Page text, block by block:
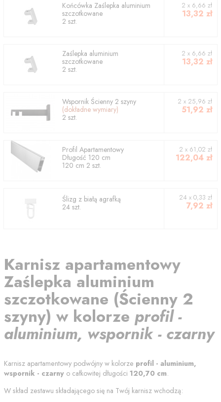
Końcówka Zaślepka aluminium
szczotkowane
2 szt.
2 x 6,66 zł
13,32 zł
Zaślepka aluminium
szczotkowane
2 szt.
2 x 6,66 zł
13,32 zł
Wspornik Ścienny 2 szyny
(dokładne wymiary)
2 szt.
2 x 25,96 zł
51,92 zł
Profil Apartamentowy
Długość 120 cm
120 cm 2 szt.
2 x 61,02 zł
122,04 zł
Ślizg z białą agrafką
24 szt.
24 x 0,33 zł
7,92 zł
Karnisz apartamentowy
Zaślepka aluminium
szczotkowane (Ścienny 2
szyny) w kolorze profil -
aluminium, wspornik - czarny
Karnisz apartamentowy podwójny w kolorze profil - aluminium,
wspornik - czarny o całkowitej długości 120,70 cm.
W skład zestawu składającego się na Twój karnisz wchodzą: